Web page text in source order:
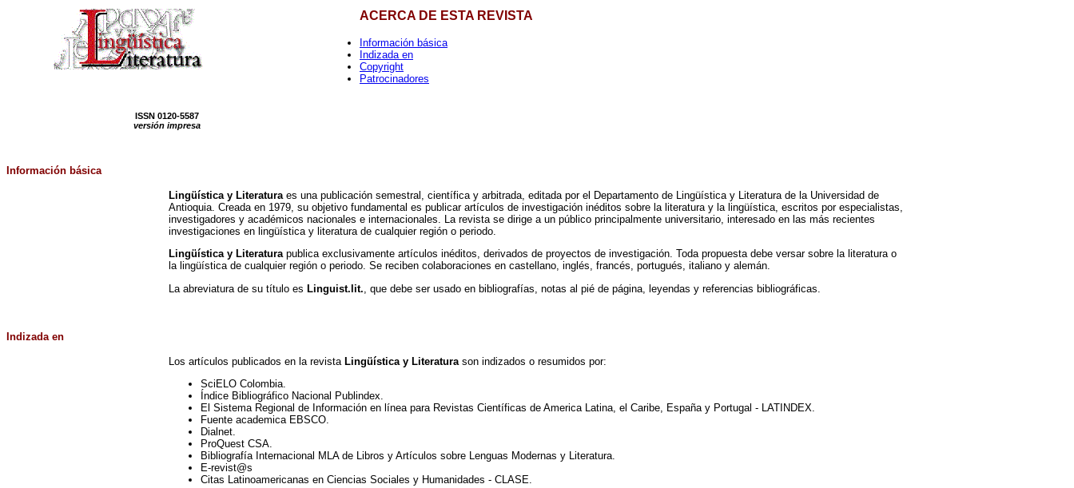
ISSN 0120-5587
versión impresa
ACERCA DE ESTA REVISTA
Información básica
Indizada en
Copyright
Patrocinadores
Información básica
Lingüística y Literatura es una publicación semestral, científica y arbitrada, editada por el Departamento de Lingüística y Literatura de la Universidad de
Antioquia. Creada en 1979, su objetivo fundamental es publicar artículos de investigación inéditos sobre la literatura y la lingüística, escritos por especialistas,
investigadores y académicos nacionales e internacionales. La revista se dirige a un público principalmente universitario, interesado en las más recientes
investigaciones en lingüística y literatura de cualquier región o periodo.
Lingüística y Literaturapublica exclusivamente artículos inéditos, derivados de proyectos de investigación. Toda propuesta debe versar sobre la literatura o
la lingüística de cualquier región o periodo. Se reciben colaboraciones en castellano, inglés, francés, portugués, italiano y alemán.
La abreviatura de su título es Linguist.lit. , que debe ser usado en bibliografías, notas al pié de página, leyendas y referencias bibliográficas.
Indizada en
Los artículos publicados en la revista Lingüística y Literatura son indizados o resumidos por:
SciELO Colombia.
Índice Bibliográfico Nacional Publindex.
El Sistema Regional de Información en línea para Revistas Científicas de America Latina, el Caribe, España y Portugal - LATINDEX.
Fuente academica EBSCO.
Dialnet.
ProQuest CSA.
Bibliografía Internacional MLA de Libros y Artículos sobre Lenguas Modernas y Literatura.
E-revist@s
Citas Latinoamericanas en Ciencias Sociales y Humanidades - CLASE.